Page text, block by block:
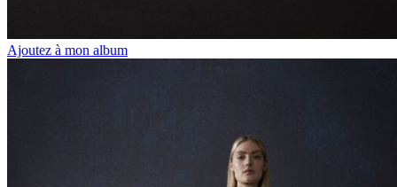
Ajoutez à mon album